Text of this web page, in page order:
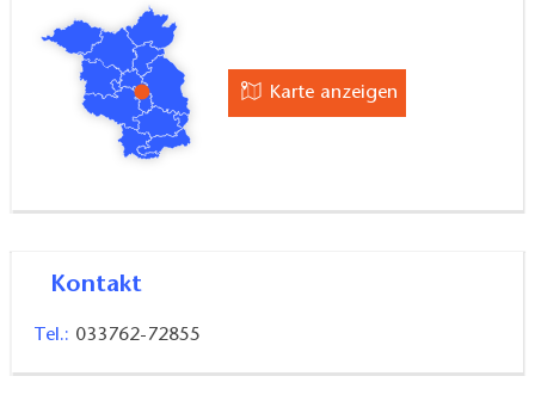
Karte anzeigen
Kontakt
Tel.: 033762-72855